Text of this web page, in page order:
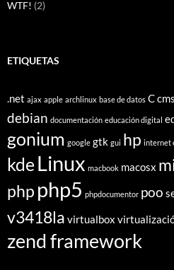
WTF! (2)
ETIQUETAS
.net ajax apple archlinux base de datos Ccms
debian documentación educación digital
gonium google gtk gui hp internet
kde Linux macbook macosx
php php5 phpdocumentor poo
v3418la virtualbox
zend framework